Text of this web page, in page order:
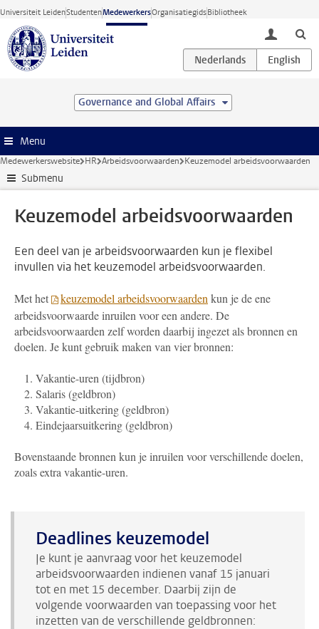
Ga direct naar de inhoud
Universiteit LeidenStudentenMedewerkersOrganisatiegidsBibliotheek
toggle
Governance and Global Affairs
Menu
Medewerkerswebsite HR Arbeidsvoorwaarden Keuzemodel arbeidsvoorwaarden
Submenu
Keuzemodel arbeidsvoorwaarden
Een deel van je arbeidsvoorwaarden kun je flexibel
invullen via het keuzemodel arbeidsvoorwaarden.
Met het keuzemodel arbeidsvoorwaarden kun je de ene
arbeidsvoorwaarde inruilen voor een andere. De
arbeidsvoorwaarden zelf worden daarbij ingezet als bronnen en
doelen. Je kunt gebruik maken van vier bronnen:
Vakantie-uren (tijdbron)
Salaris (geldbron)
Vakantie-uitkering (geldbron)
Eindejaarsuitkering (geldbron)
Bovenstaande bronnen kun je inruilen voor verschillende doelen,
zoals extra vakantie-uren.
Deadlines keuzemodel
Je kunt je aanvraag voor het keuzemodel
arbeidsvoorwaarden indienen vanaf 15 januari
tot en met 15 december. Daarbij zijn de
volgende voorwaarden van toepassing voor het
inzetten van de verschillende geldbronnen: